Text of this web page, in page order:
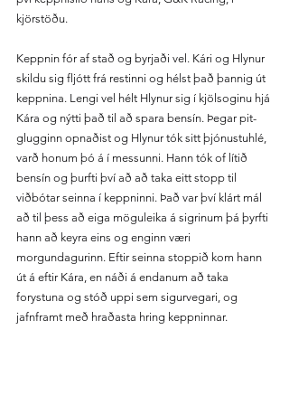
kjörstöðu.
Keppnin fór af stað og byrjaði vel. Kári og Hlynur
skildu sig fljótt frá restinni og hélst það þannig út
keppnina. Lengi vel hélt Hlynur sig í kjölsoginu hjá
Kára og nýtti það til að spara bensín. Þegar pit-
glugginn opnaðist og Hlynur tók sitt þjónustuhlé,
varð honum þó á í messunni. Hann tók of lítið
bensín og þurfti því að að taka eitt stopp til
viðbótar seinna í keppninni. Það var því klárt mál
að til þess að eiga möguleika á sigrinum þá þyrfti
hann að keyra eins og enginn væri
morgundagurinn. Eftir seinna stoppið kom hann
út á eftir Kára, en náði á endanum að taka
forystuna og stóð uppi sem sigurvegari, og
jafnframt með hraðasta hring keppninnar.